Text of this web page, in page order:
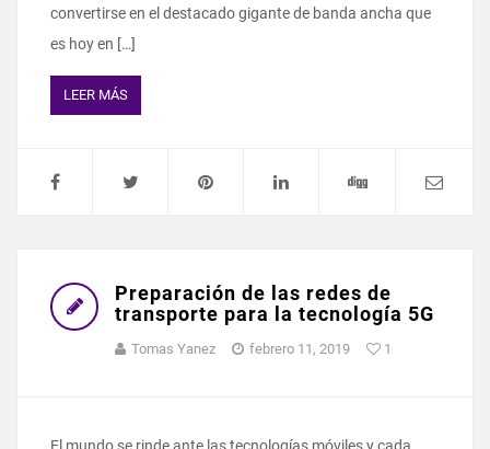
convertirse en el destacado gigante de banda ancha que
es hoy en […]
LEER MÁS
Preparación de las redes de
transporte para la tecnología 5G
Tomas Yanez febrero 11, 2019 1
El mundo se rinde ante las tecnologías móviles y cada